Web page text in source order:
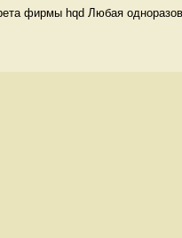
фирмы hqd Любая